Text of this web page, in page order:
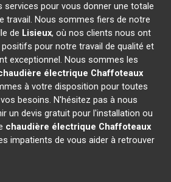
services pour vous donner une totale
travail. Nous sommes fiers de notre
de Lisieux, où nos clients nous ont
pour notre travail de qualité et
exceptionnel. Nous sommes les
électrique Chaffoteaux
à votre disposition pour toutes
besoins. N'hésitez pas à nous
un devis gratuit pour l'installation ou
chaudière électrique Chaffoteaux
impatients de vous aider à retrouver